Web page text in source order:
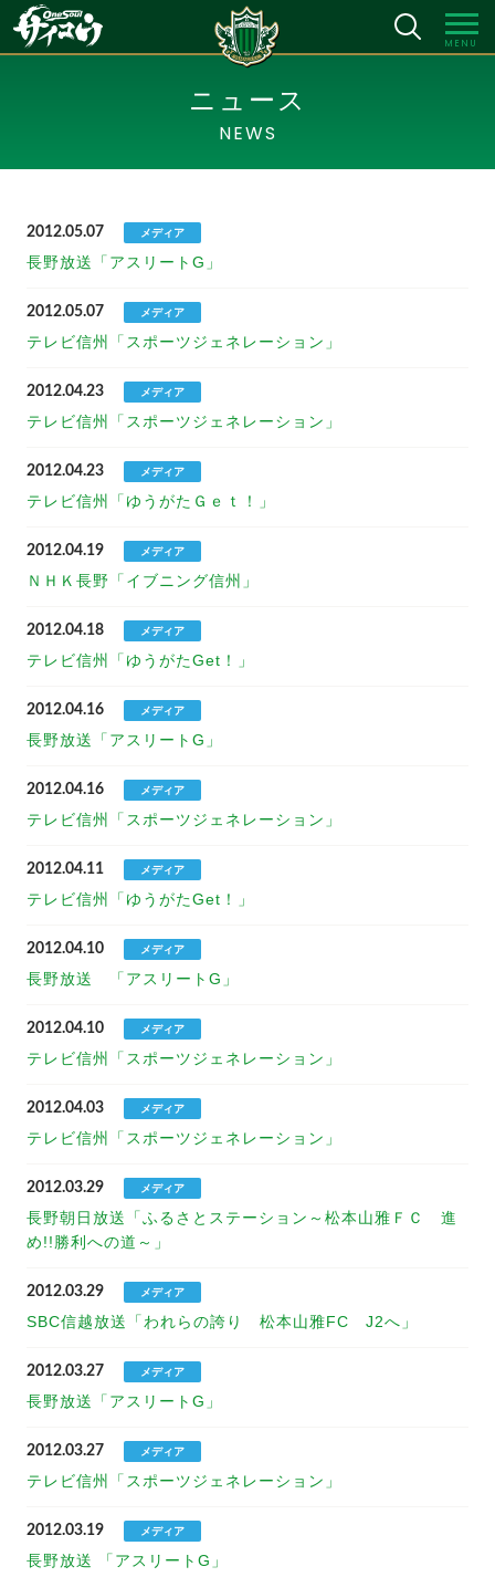
MENU
ニュース
NEWS
2012.05.07 メディア
長野放送「アスリートG」
2012.05.07 メディア
テレビ信州「スポーツジェネレーション」
2012.04.23 メディア
テレビ信州「スポーツジェネレーション」
2012.04.23 メディア
テレビ信州「ゆうがたＧｅｔ！」
2012.04.19 メディア
ＮＨＫ長野「イブニング信州」
2012.04.18 メディア
テレビ信州「ゆうがたGet！」
2012.04.16 メディア
長野放送「アスリートG」
2012.04.16 メディア
テレビ信州「スポーツジェネレーション」
2012.04.11 メディア
テレビ信州「ゆうがたGet！」
2012.04.10 メディア
長野放送 「アスリートG」
2012.04.10 メディア
テレビ信州「スポーツジェネレーション」
2012.04.03 メディア
テレビ信州「スポーツジェネレーション」
2012.03.29 メディア
長野朝日放送「ふるさとステーション～松本山雅ＦＣ 進
め!!勝利への道～」
2012.03.29 メディア
SBC信越放送「われらの誇り 松本山雅FC J2へ」
2012.03.27 メディア
長野放送「アスリートG」
2012.03.27 メディア
テレビ信州「スポーツジェネレーション」
2012.03.19 メディア
長野放送 「アスリートG」